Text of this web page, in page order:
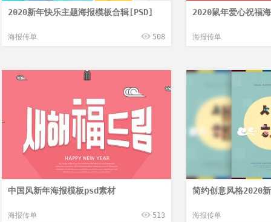
2020新年快乐主题海报模板合辑[PSD]
海报传单 508
2020鼠年爱心祝福
海报传单
中国风新年海报模板psd素材
海报传单 513
简约创意风格2020
海报传单